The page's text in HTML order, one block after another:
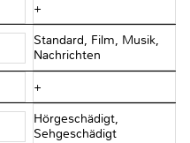
+
Standard, Film, Musik,
Nachrichten
+
Hörgeschädigt,
Sehgeschädigt